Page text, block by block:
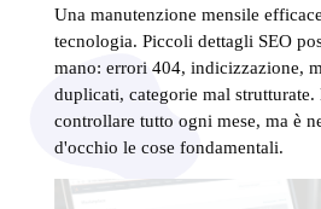
Una manutenzione mensile
tecnologia. Piccoli dettagli SEO
mano: errori 404, indicizzazione,
duplicati, categorie mal strutturate.
controllare tutto ogni mese, ma è
d'occhio le cose fondamentali.